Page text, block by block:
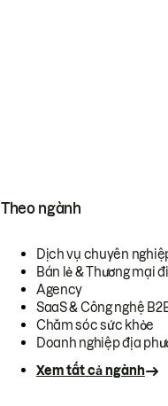
Theo ngành
Dịch vụ chuyên
Bán lẻ & Thương mại
Agency
SaaS & Công nghệ
Chăm sóc sức khỏe
Doanh nghiệp địa
Xem tất cả ngành